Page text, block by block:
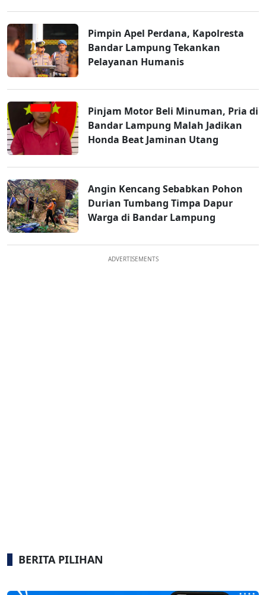
Pimpin Apel Perdana, Kapolresta
Bandar Lampung Tekankan
Pelayanan Humanis
Pinjam Motor Beli Minuman, Pria di
Bandar Lampung Malah Jadikan
Honda Beat Jaminan Utang
Angin Kencang Sebabkan Pohon
Durian Tumbang Timpa Dapur
Warga di Bandar Lampung
ADVERTISEMENTS
BERITA PILIHAN